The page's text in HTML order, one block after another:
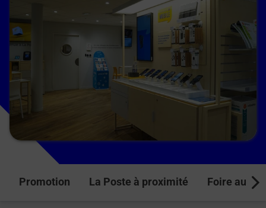
Promotion La Poste à proximité Foire aux